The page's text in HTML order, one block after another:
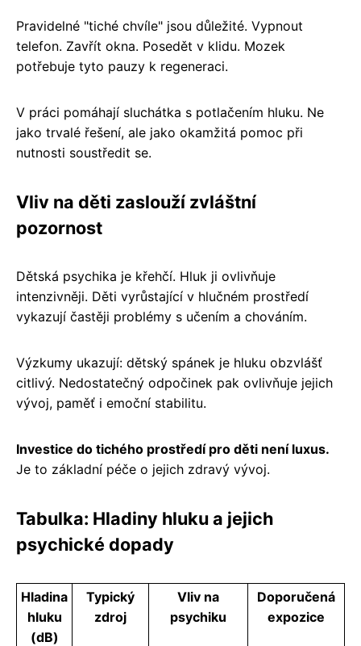
Pravidelné "tiché chvíle" jsou důležité. Vypnout
telefon. Zavřít okna. Posedět v klidu. Mozek
potřebuje tyto pauzy k regeneraci.
V práci pomáhají sluchátka s potlačením hluku. Ne
jako trvalé řešení, ale jako okamžitá pomoc při
nutnosti soustředit se.
Vliv na děti zaslouží zvláštní
pozornost
Dětská psychika je křehčí. Hluk ji ovlivňuje
intenzivněji. Děti vyrůstající v hlučném prostředí
vykazují častěji problémy s učením a chováním.
Výzkumy ukazují: dětský spánek je hluku obzvlášť
citlivý. Nedostatečný odpočinek pak ovlivňuje jejich
vývoj, paměť i emoční stabilitu.
Investice do tichého prostředí pro děti není luxus.
Je to základní péče o jejich zdravý vývoj.
Tabulka: Hladiny hluku a jejich
psychické dopady
Hladina
hluku
(dB)
Typický
zdroj
Vliv na
psychiku
Doporučená
expozice